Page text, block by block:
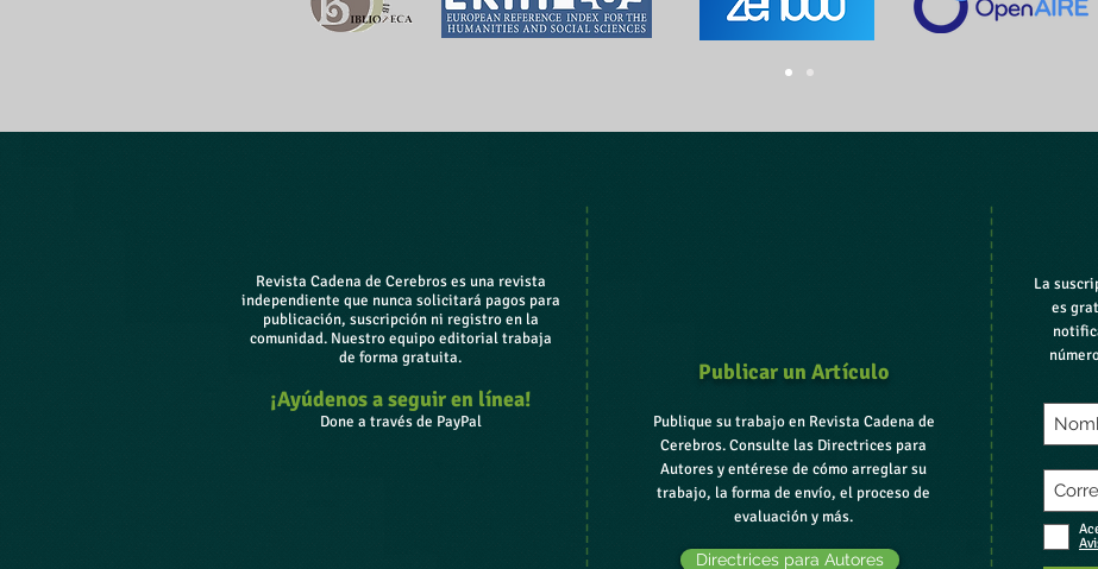
Revista Cadena de Cerebros es una revista
independiente que nunca solicitará pagos para
publicación, suscripción ni registro en la
comunidad. Nuestro equipo editorial trabaja
de forma gratuita.
¡Ayúdenos a seguir en línea!
Done a través de PayPal
Publicar un Artículo
Publique su trabajo en Revista Cadena de
Cerebros. Consulte las Directrices para
Autores y entérese de cómo arreglar su
trabajo, la forma de envío, el proceso de
evaluación y más.
Directrices para Autores
La
es